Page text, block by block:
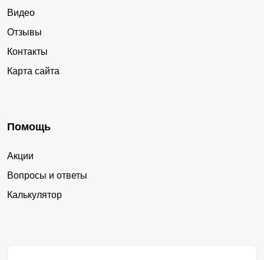
Видео
Отзывы
Контакты
Карта сайта
Помощь
Акции
Вопросы и ответы
Калькулятор